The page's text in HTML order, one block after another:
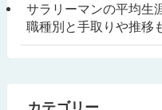
サラリーマンの平均生
職種別と手取りや推移